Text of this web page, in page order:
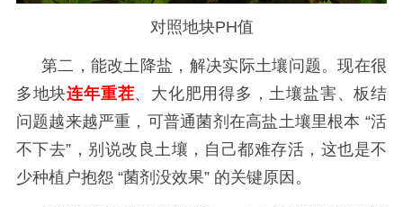
对照地块PH值
第二，能改土降盐，解决实际土壤问题。现在很
多地块连年重茬、大化肥用得多，土壤盐害、板结
问题越来越严重，可普通菌剂在高盐土壤里根本 “活
不下去”，别说改良土壤，自己都难存活，这也是不
少种植户抱怨 “菌剂没效果” 的关键原因。